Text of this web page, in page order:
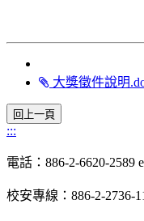
大獎徵件說明
:::
電話： 886-2-6620-2589
校安專線： 886-2-2736-